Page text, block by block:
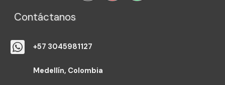
Contáctanos
+57 3045981127
Medellín, Colombia